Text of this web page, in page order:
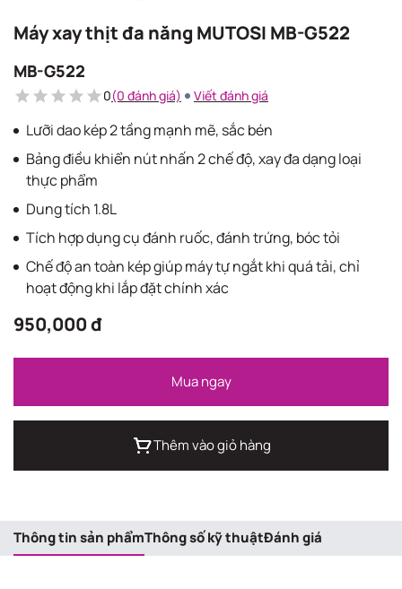
Máy xay thịt đa năng MUTOSI MB-G522
MB-G522
0(0 đánh giá) Viết đánh giá
Lưỡi dao kép 2 tầng mạnh mẽ, sắc bén
Bảng điều khiển nút nhấn 2 chế độ, xay đa dạng loại
thực phẩm
Dung tích 1.8L
Tích hợp dụng cụ đánh ruốc, đánh trứng, bóc tỏi
Chế độ an toàn kép giúp máy tự ngắt khi quá tải, chỉ
hoạt động khi lắp đặt chính xác
950,000 đ
Mua ngay
Thêm vào giỏ hàng
Thông tin sản phẩmThông số kỹ thuậtĐánh giá